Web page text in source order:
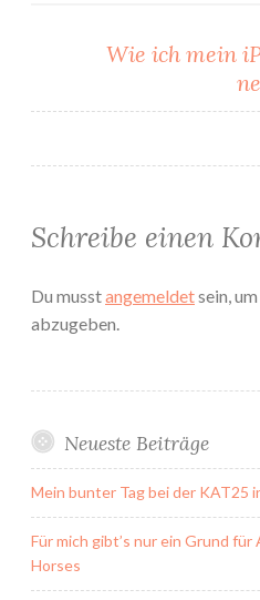
Wie ich mein
Schreibe einen
Du musstangemeldetsein,
abzugeben.
Neueste Beiträge
Mein bunter Tag bei der KAT25
Für mich gibt’s nur ein Grund
Horses